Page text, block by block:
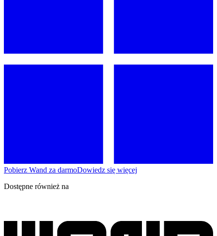
Pobierz Wand za darmoDowiedz się więcej
Dostępne również na